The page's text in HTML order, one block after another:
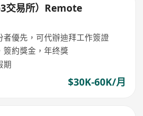
交易所）Remote
者優先，可代辦迪拜工作簽證
簽約獎金，年终獎
期
$30K-60K/月